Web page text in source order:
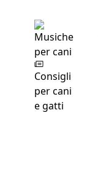
Consigli
per cani
e gatti